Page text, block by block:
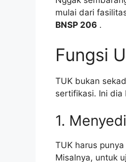
mulai dari
BNSP 206 .
Fungsi
TUK bukan
sertifikasi. Ini dia
1.
TUK harus
Misalnya, untuk